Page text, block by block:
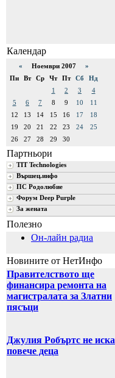
Календар
« Ноември 2007 »
Пн
Вт Ср Чт Пт Сб
Нд
1
2 3
4
5
6 7 8 9 10
11
12
13 14 15 16 17
18
19
20 21 22 23 24
25
26
27 28 29 30
Партньори
TIT Technologies
Вършец.инфо
ПС Родолюбие
Форум Deep Purple
За жената
Полезно
Он-лайн радиа
Новините от НетИнфо
Правителството ще
финансира ремонта на
магистралата за Златни
пясъци
Джулия Робъртс не иска
повече деца